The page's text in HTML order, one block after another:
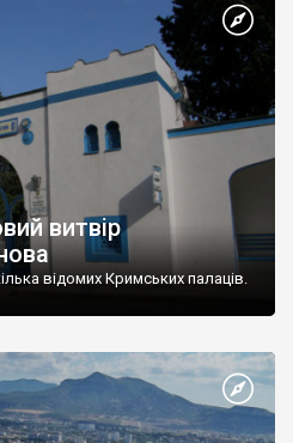
витвір
відомих Кримських палаців.